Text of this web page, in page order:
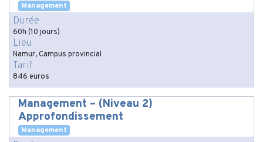
Management
Durée
60h (10 jours)
Lieu
Namur, Campus provincial
Tarif
846 euros
Management – (Niveau 2)
Approfondissement
Management